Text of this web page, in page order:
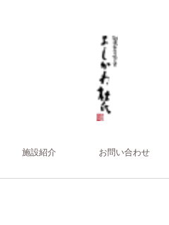
施設紹介 お問い合わせ